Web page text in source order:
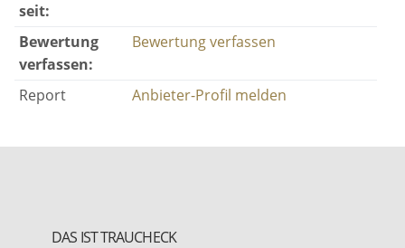
seit:
Bewertung
verfassen:
Bewertung verfassen
Report Anbieter-Profil melden
DAS IST TRAUCHECK